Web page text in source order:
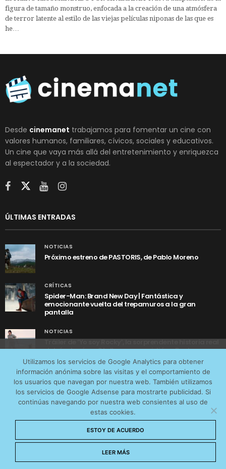
figura de tamaño monstruo, enfocada a la creación de una atmósfera
de terror latente al estilo de las viejas películas niponas de las que es
he…
Desde cinemanet trabajamos para fomentar un cine con
valores humanos, familiares, cívicos, sociales y educativos.
Un cine que vaya más allá del entretenimiento y enriquezca
al espectador y a la sociedad.
ÚLTIMAS ENTRADAS
NOTICIAS
Próximo estreno de PASTORIS, de Pablo Moreno
CRÍTICAS
Spider-Man: Brand New Day | Fantástica y
emocionante vuelta del trepamuros a la gran
pantalla
NOTICIAS
Tráiler de ‘Yo soy Rocky’, la sorprendente historia real
detrás de cómo Stallone se convirtió en Rocky
AVISO LEGAL CONTACTO
POLÍTICA DE COOKIES
POLÍTICA DE PRIVACIDAD
© 2026 CinemaNet. Designed by
Utilizamos los servicios de Google Analytics para obtener
información anónima sobre las visitas y el comportamiento de
los usuarios que navegan por nuestra web. También utilizamos
los servicios de Google Adsense para mostrarte publicidad. Si
continúas navegando por nuestra web consientes al uso de
estas cookies.
ESTOY DE ACUERDO
LEER MÁS
tráfico web que recibimos y conocer los servicios que
más os interesan. Puede cambiar las preferencias y
obtener más información sobre las cookies que
utilizamos en nuestra Política de cookies
Aceptar cookies
No permitir cookies